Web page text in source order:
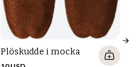
Plöskudde i mocka